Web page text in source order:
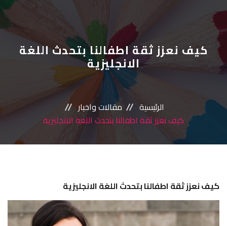
من نحن
مسارات التعليم
مقالات واخبار
كيف نعزز ثقة اطفالنا بتحدث اللغة
الانجليزية
الرئيسية
مقالات واخبار
كيف نعزز ثقة اطفالنا بتحدث اللغة الانجليزية
كيف نعزز ثقة اطفالنا بتحدث اللغة الانجليزية